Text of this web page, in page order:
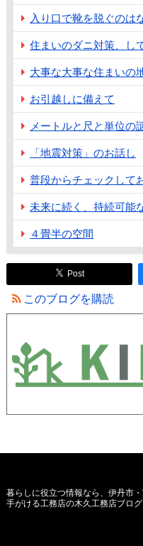
入り口で靴を脱ぐのは
住まいのダニ対策、し
大事な大事な住まいの
お引越しに備えて
メートルと尺と単位の
「地震対策」のお話し
普段からチェックして
未来に続く、持続可能
４畳半の空間
Post
このブログを購読
暮らしに役立つ情報なら、 伊丹市
手がける工務店の木久工務店ブログ